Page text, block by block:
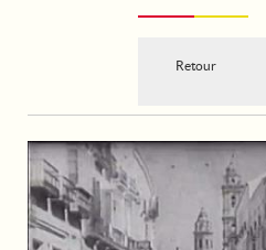
Retour